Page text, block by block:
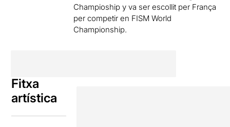
Champioship y va ser escollit per França
per competir en FISM World
Championship.
Fitxa
artística